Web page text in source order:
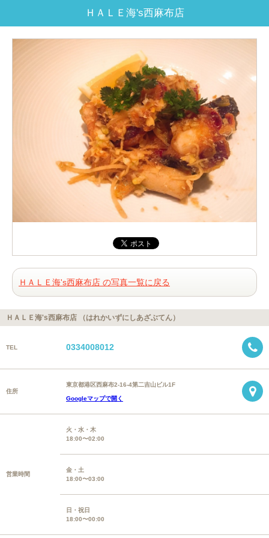
ＨＡＬＥ海's西麻布店
ＨＡＬＥ海's西麻布店 の写真一覧に戻る
ＨＡＬＥ海's西麻布店 （はれかいずにしあざぶてん）
TEL 0334008012
住所
東京都港区西麻布2-16-4第二吉山ビル1F
Googleマップで開く
営業時間
火・水・木
18:00〜02:00
金・土
18:00〜03:00
日・祝日
18:00〜00:00